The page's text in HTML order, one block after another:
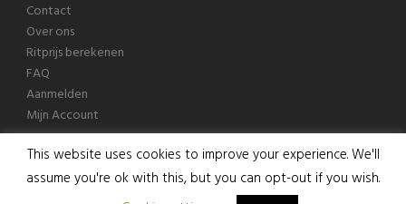
Contact
Over ons
Ritprijs berekenen
FAQ
Aanmelden
Mijn Account
Copyright © 2026 Europcab B.V. Alle rechten voorbehouden
This website uses cookies to improve your experience. We'll
assume you're ok with this, but you can opt-out if you wish.